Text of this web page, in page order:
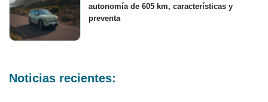
autonomía de 605 km, características y
preventa
Noticias recientes: